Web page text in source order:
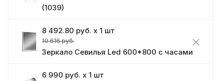
(1039)
Зеркало Севилья Led 600*800 с часами
8 492.80 руб. x 1 шт
10 616 руб.
6 990 руб. x 1 шт